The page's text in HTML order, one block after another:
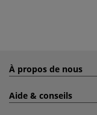
À propos de nous
Aide & conseils